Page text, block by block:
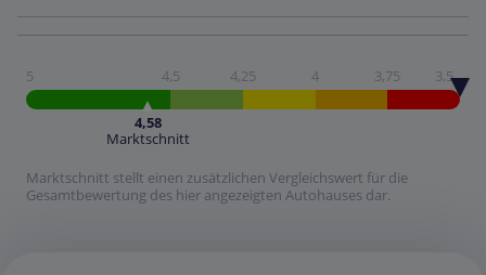
5 4,5 4,25 4 3,75 3,5
4,58
Marktschnitt
Marktschnitt stellt einen zusätzlichen Vergleichswert für die
Gesamtbewertung des hier angezeigten Autohauses dar.